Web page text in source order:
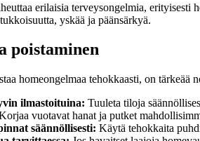
erilaisia terveysongelmia,
yskää ja päänsärkyä.
poistaminen
homeongelmaa tehokkaasti, on tärkeää
ilmastoituina: Tuuleta tiloja
vuotavat hanat ja putket
säännöllisesti: Käytä tehokkaita